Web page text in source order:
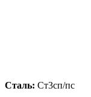
Сталь: Ст3сп/пс